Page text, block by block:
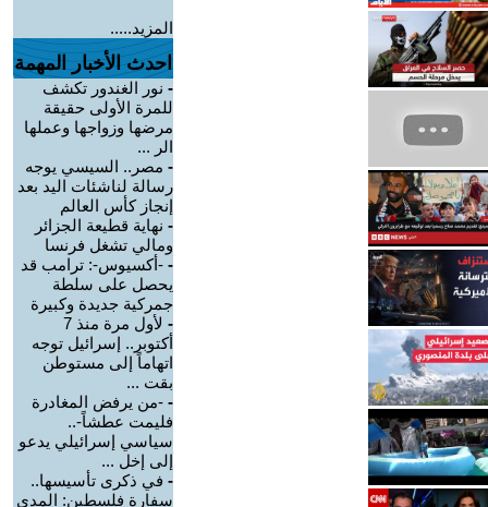
المزيد.....
احدث الأخبار المهمة
- نور الغندور تكشف
للمرة الأولى حقيقة
مرضها وزواجها وعملها
الر ...
- مصر.. السيسي يوجه
رسالة لناشئات اليد بعد
إنجاز كأس العالم
- نهاية قطيعة الجزائر
ومالي تشغل فرنسا
- -أكسيوس-: ترامب قد
يحصل على سلطة
جمركية جديدة وكبيرة
-
لأول مرة منذ 7
أكتوبر.. إسرائيل توجه
اتهاماً إلى مستوطن
بقت ...
- -من يرفض المغادرة
فليمت عطشاً-..
سياسي إسرائيلي يدعو
إلى إخل ...
- في ذكرى تأسيسها..
سفارة فلسطين: المدى